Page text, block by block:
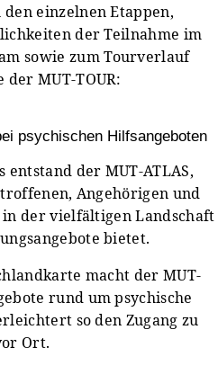
einzelnen Etappen,
der Teilnahme im
sowie zum Tourverlauf
MUT-TOUR:
psychischen Hilfsangeboten
entstand der MUT-ATLAS,
Angehörigen und
der vielfältigen Landschaft
bietet.
macht der MUT-
rund um psychische
so den Zugang zu
Ort.